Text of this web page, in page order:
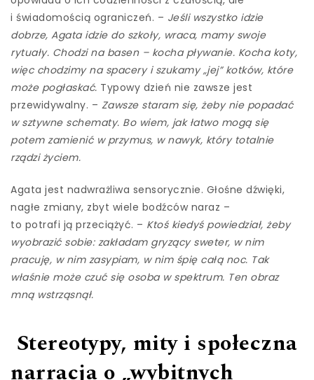
i świadomością ograniczeń. – Jeśli wszystko idzie
dobrze, Agata idzie do szkoły, wraca, mamy swoje
rytuały. Chodzi na basen – kocha pływanie. Kocha koty,
więc chodzimy na spacery i szukamy „jej” kotków, które
może pogłaskać. Typowy dzień nie zawsze jest
przewidywalny. – Zawsze staram się, żeby nie popadać
w sztywne schematy. Bo wiem, jak łatwo mogą się
potem zamienić w przymus, w nawyk, który totalnie
rządzi życiem.
Agata jest nadwrażliwa sensorycznie. Głośne dźwięki,
nagłe zmiany, zbyt wiele bodźców naraz –
to potrafi ją przeciążyć. – Ktoś kiedyś powiedział, żeby
wyobrazić sobie: zakładam gryzący sweter, w nim
pracuję, w nim zasypiam, w nim śpię całą noc. Tak
właśnie może czuć się osoba w spektrum. Ten obraz
mną wstrząsnął.
Stereotypy, mity i społeczna
narracja o „wybitnych